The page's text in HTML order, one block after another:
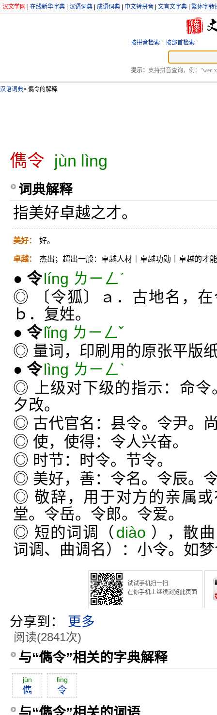
汉文学网 在线新华字典 汉语词典 成语词典 中文转拼音 文言文字典 繁体字转
按拼音检索 按部首检索
提示： 支持拼音查询，例：“wen
汉语词典> 儁令的解释
儁令 jùn lìng
词典解释
指美好卓越之才。
美好： 好。
卓越： 杰出；超出一般：卓越人材｜卓越功勋｜卓越的才
● 令líng ㄌㄧㄥˊ
◎ 〔令狐〕ａ．古地名，
ｂ．复姓。
● 令lǐng ㄌㄧㄥˇ
◎ 量词，印刷用的原张平版
● 令lìng ㄌㄧㄥˋ
◎ 上级对下级的指示：命令
夕改。
◎ 古代官名：县令。令尹。
◎ 使，使得：令人兴奋。
◎ 时节：时令。节令。
◎ 美好，善：令名。令辰。
◎ 敬辞，用于对方的亲属
堂。令岳。令郎。令爱。
◎ 短的词调（ diào ），散
词调、曲调名）：小令。如
试试手机扫一扫
在你手机上继续浏览此页面
分享到： 更多
阅读(2841次)
与“儁令”相关的字典解释
jùn
儁
lìng
令